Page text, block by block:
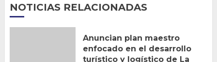
NOTICIAS RELACIONADAS
Anuncian plan maestro
enfocado en el desarrollo
turístico y logístico de La